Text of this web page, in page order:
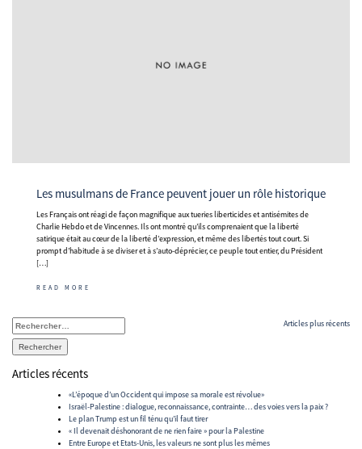
Les musulmans de France peuvent jouer un rôle historique
Les Français ont réagi de façon magnifique aux tueries liberticides et antisémites de
Charlie Hebdo et de Vincennes. Ils ont montré qu’ils comprenaient que la liberté
satirique était au cœur de la liberté d’expression, et même des libertés tout court. Si
prompt d’habitude à se diviser et à s’auto-déprécier, ce peuple tout entier, du Président
[…]
READ MORE
Navigation
des
articles
Articles plus récents
Rechercher :
Articles récents
«L’époque d’un Occident qui impose sa morale est révolue»
Israël-Palestine : dialogue, reconnaissance, contrainte… des voies vers la paix ?
Le plan Trump est un fil ténu qu’il faut tirer
« Il devenait déshonorant de ne rien faire » pour la Palestine
Entre Europe et Etats-Unis, les valeurs ne sont plus les mêmes